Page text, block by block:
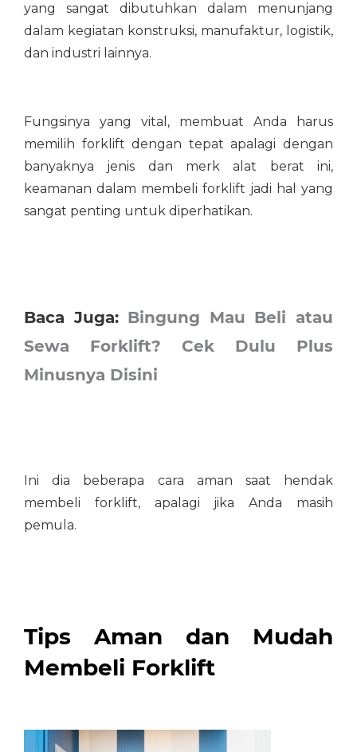
yang sangat dibutuhkan dalam menunjang
dalam kegiatan konstruksi, manufaktur, logistik,
dan industri lainnya.
Fungsinya yang vital, membuat Anda harus
memilih forklift dengan tepat apalagi dengan
banyaknya jenis dan merk alat berat ini,
keamanan dalam membeli forklift jadi hal yang
sangat penting untuk diperhatikan.
Baca Juga: Bingung Mau Beli atau
Sewa Forklift? Cek Dulu Plus
Minusnya Disini
Ini dia beberapa cara aman saat hendak
membeli forklift, apalagi jika Anda masih
pemula.
Tips Aman dan Mudah
Membeli Forklift